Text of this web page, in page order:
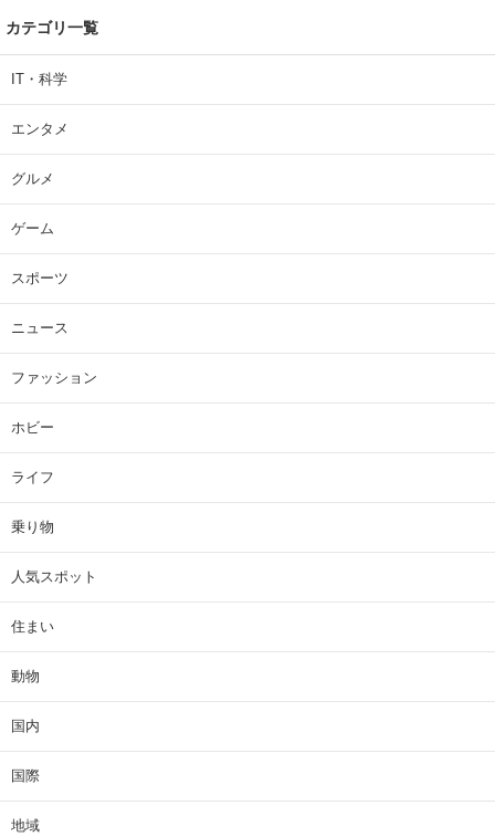
カテゴリ一覧
IT・科学
エンタメ
グルメ
ゲーム
スポーツ
ニュース
ファッション
ホビー
ライフ
乗り物
人気スポット
住まい
動物
国内
国際
地域